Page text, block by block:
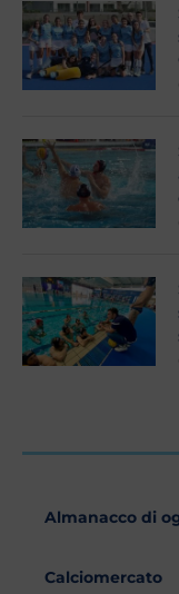
Almanacco di
Calciomercato